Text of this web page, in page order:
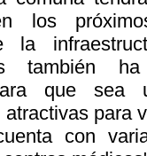
los
la
también
que sea
para
con